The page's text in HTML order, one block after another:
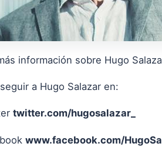
información sobre Hugo
a Hugo Salazar en:
twitter.com/hugosalazar_
www.facebook.com/